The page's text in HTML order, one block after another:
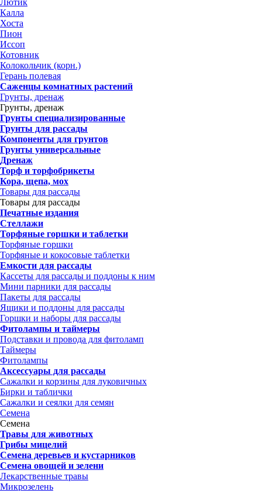
Лютик
Калла
Хоста
Пион
Иссоп
Котовник
Колокольчик (корн.)
Герань полевая
Саженцы комнатных растений
Грунты, дренаж
Грунты, дренаж
Грунты специализированные
Грунты для рассады
Компоненты для грунтов
Грунты универсальные
Дренаж
Торф и торфобрикеты
Кора, щепа, мох
Товары для рассады
Товары для рассады
Печатные издания
Стеллажи
Торфяные горшки и таблетки
Торфяные горшки
Торфяные и кокосовые таблетки
Емкости для рассады
Кассеты для рассады и поддоны к ним
Мини парники для рассады
Пакеты для рассады
Ящики и поддоны для рассады
Горшки и наборы для рассады
Фитолампы и таймеры
Подставки и провода для фитоламп
Таймеры
Фитолампы
Аксессуары для рассады
Сажалки и корзины для луковичных
Бирки и таблички
Сажалки и сеялки для семян
Семена
Семена
Травы для животных
Грибы мицелий
Семена деревьев и кустарников
Семена овощей и зелени
Лекарственные травы
Микрозелень